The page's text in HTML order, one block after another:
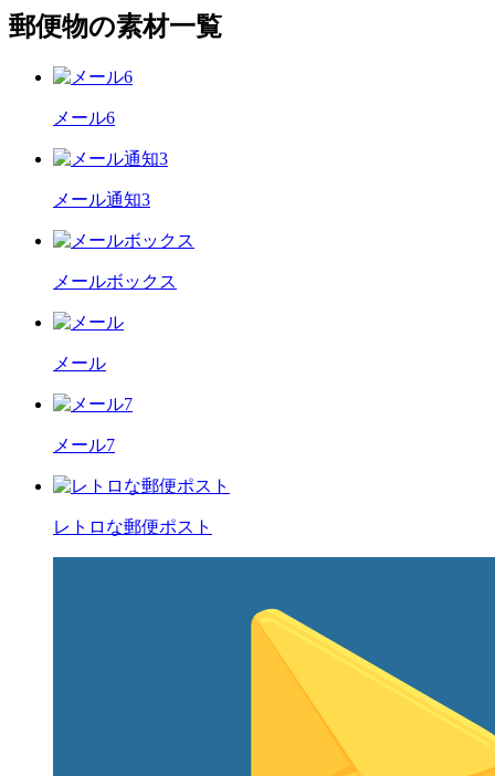
郵便物の素材一覧
メール6
メール通知3
メールボックス
メール
メール7
レトロな郵便ポスト